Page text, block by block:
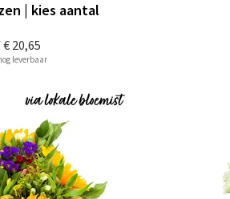
€ 20,65
| kies aantal
leverbaar